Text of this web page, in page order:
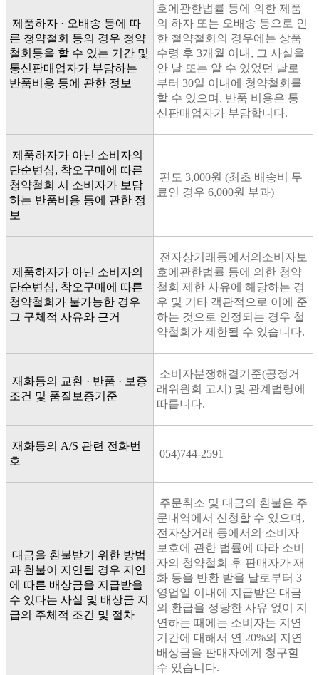
제품하자 · 오배송 등에 따
른 청약철회 등의 경우 청약
철회등을 할 수 있는 기간 및
통신판매업자가 부담하는
반품비용 등에 관한 정보
호에관한법률 등에 의한 제품
의 하자 또는 오배송 등으로 인
한 철약철회의 경우에는 상품
수령 후 3개월 이내, 그 사실을
안 날 또는 알 수 있었던 날로
부터 30일 이내에 청약철회를
할 수 있으며, 반품 비용은 통
신판매업자가 부담합니다.
제품하자가 아닌 소비자의
단순변심, 착오구매에 따른
청약철회 시 소비자가 보담
하는 반품비용 등에 관한 정
보
편도 3,000원 (최초 배송비 무
료인 경우 6,000원 부과)
제품하자가 아닌 소비자의
단순변심, 착오구매에 따른
청약철회가 불가능한 경우
그 구체적 사유와 근거
전자상거래등에서의소비자보
호에관한법률 등에 의한 청약
철회 제한 사유에 해당하는 경
우 및 기타 객관적으로 이에 준
하는 것으로 인정되는 경우 철
약철회가 제한될 수 있습니다.
재화등의 교환 · 반품 · 보증
조건 및 품질보증기준
소비자분쟁해결기준(공정거
래위원회 고시) 및 관계법령에
따릅니다.
재화등의 A/S 관련 전화번
호
054)744-2591
대금을 환불받기 위한 방법
과 환불이 지연될 경우 지연
에 따른 배상금을 지급받을
수 있다는 사실 및 배상금 지
급의 주체적 조건 및 절차
주문취소 및 대금의 환불은 주
문내역에서 신청할 수 있으며,
전자상거래 등에서의 소비자
보호에 관한 법률에 따라 소비
자의 청약철회 후 판매자가 재
화 등을 반환 받을 날로부터 3
영업일 이내에 지급받은 대금
의 환급을 정당한 사유 없이 지
연하는 때에는 소비자는 지연
기간에 대해서 연 20%의 지연
배상금을 판매자에게 청구할
수 있습니다.